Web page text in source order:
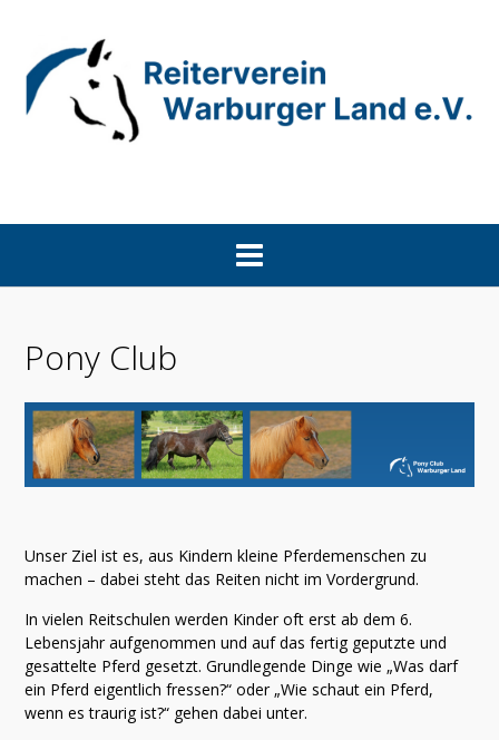
content
Pony Club
Unser Ziel ist es, aus Kindern kleine Pferdemenschen zu
machen – dabei steht das Reiten nicht im Vordergrund.
In vielen Reitschulen werden Kinder oft erst ab dem 6.
Lebensjahr aufgenommen und auf das fertig geputzte und
gesattelte Pferd gesetzt. Grundlegende Dinge wie „Was darf
ein Pferd eigentlich fressen?“ oder „Wie schaut ein Pferd,
wenn es traurig ist?“ gehen dabei unter.